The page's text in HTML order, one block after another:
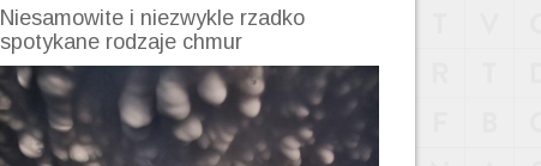
Niesamowite i niezwykle rzadko
spotykane rodzaje chmur